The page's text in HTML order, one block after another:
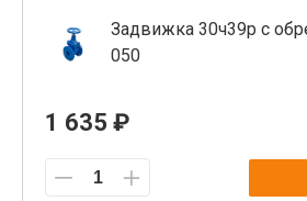
Задвижка 30ч39р с
050
1 635 ₽